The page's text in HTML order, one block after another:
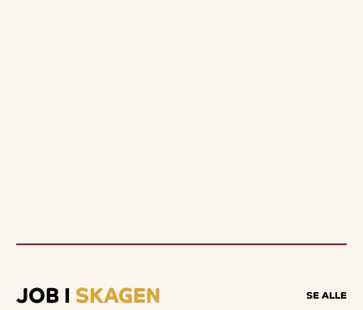
JOB I SKAGEN SE ALLE